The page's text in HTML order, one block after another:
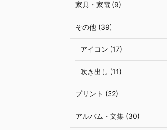
家具・家電 (9)
その他 (39)
アイコン (17)
吹き出し (11)
プリント (32)
アルバム・文集 (30)